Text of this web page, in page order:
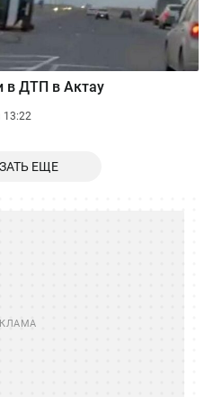
в ДТП в Актау
13:22
ЕЩЕ